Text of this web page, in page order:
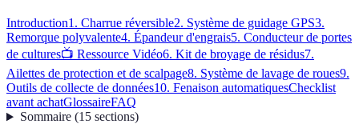
Introduction1. Charrue réversible2. Système de guidage GPS3.
Remorque polyvalente4. Épandeur d'engrais5. Conducteur de portes
de cultures📺 Ressource Vidéo6. Kit de broyage de résidus7.
Ailettes de protection et de scalpage8. Système de lavage de roues9.
Outils de collecte de données10. Fenaison automatiquesChecklist
avant achatGlossaireFAQ
Sommaire(15 sections)